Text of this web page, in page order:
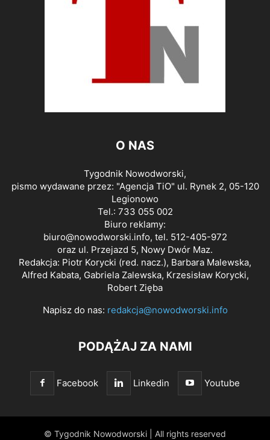
O NAS
Tygodnik Nowodworski,
pismo wydawane przez: "Agencja TiO" ul. Rynek 2, 05-120
Legionowo
Tel.: 733 055 002
Biuro reklamy:
biuro@nowodworski.info, tel. 512-405-972
oraz ul. Przejazd 5, Nowy Dwór Maz.
Redakcja: Piotr Korycki (red. nacz.), Barbara Malewska,
Alfred Kabata, Gabriela Zalewska, Krzesisław Korycki,
Robert Zięba
Napisz do nas: redakcja@nowodworski.info
PODĄŻAJ ZA NAMI
Facebook Linkedin Youtube
© Tygodnik Nowodworski | All rights reserved